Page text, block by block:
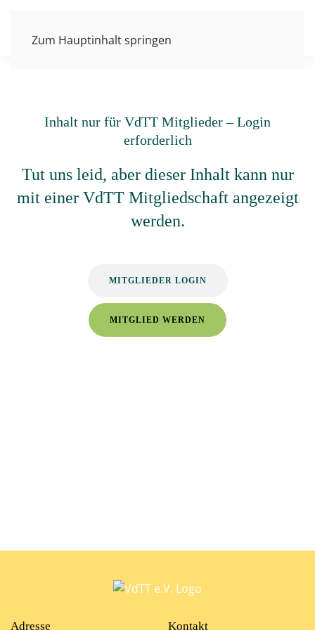
Zum Hauptinhalt springen
Inhalt nur für VdTT Mitglieder – Login
erforderlich
Tut uns leid, aber dieser Inhalt kann nur
mit einer VdTT Mitgliedschaft angezeigt
werden.
MITGLIEDER LOGIN
MITGLIED WERDEN
Adresse Kontakt